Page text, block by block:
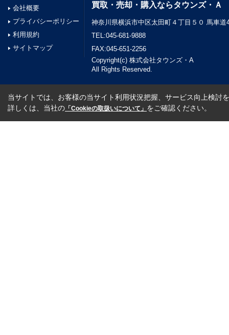
会社概要
プライバシーポリシー
利用規約
サイトマップ
買取・売却・購入ならタウンズ・Ａ
神奈川県横浜市中区太田町４丁目５０ 馬車道
TEL:045-681-9888
FAX:045-651-2256
Copyright(c) 株式会社タウンズ・A
All Rights Reserved.
当サイトでは、お客様の当サイト利用状況把握、サービス向上検討
詳しくは、当社の 「Cookieの取扱いについて」 をご確認ください。